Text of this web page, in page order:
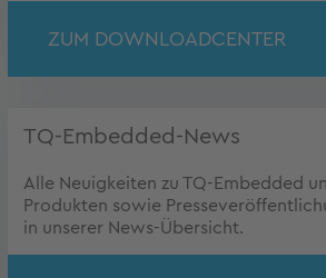
ZUM DOWNLOADCENTER
TQ-Embedded-News
Alle Neuigkeiten zu TQ-Embedded
Produkten sowie
in unserer News-Übersicht.